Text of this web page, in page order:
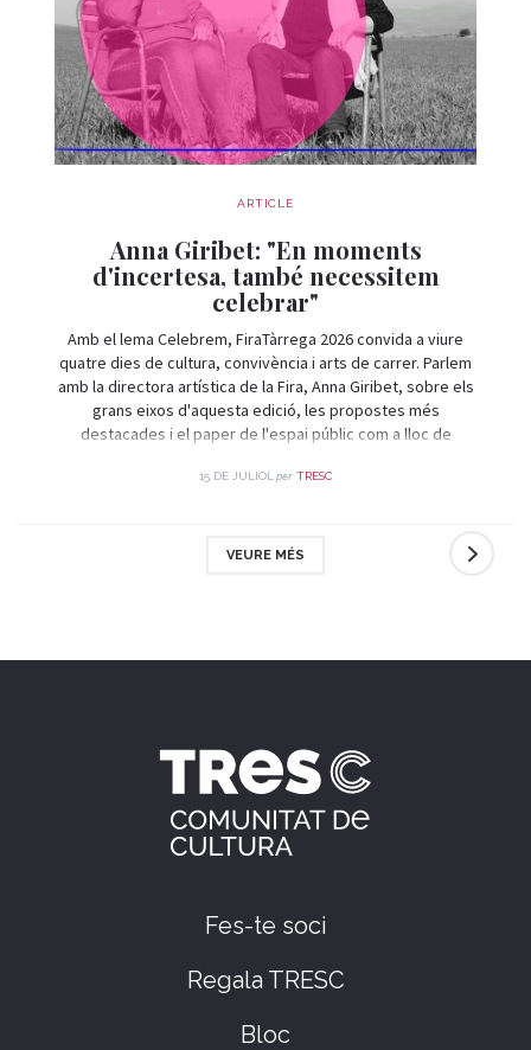
ARTICLE
Anna Giribet: "En moments
d'incertesa, també necessitem
celebrar"
Amb el lema Celebrem, FiraTàrrega 2026 convida a viure
quatre dies de cultura, convivència i arts de carrer. Parlem
amb la directora artística de la Fira, Anna Giribet, sobre els
grans eixos d'aquesta edició, les propostes més
destacades i el paper de l'espai públic com a lloc de
15 DE JULIOL per TRESC
VEURE MÉS
Fes-te soci
Regala TRESC
Bloc